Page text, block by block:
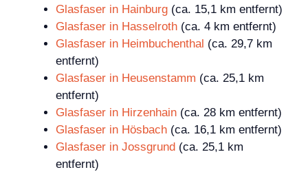
Glasfaser in Hainburg (ca. 15,1 km entfernt)
Glasfaser in Hasselroth (ca. 4 km entfernt)
Glasfaser in Heimbuchenthal (ca. 29,7 km
entfernt)
Glasfaser in Heusenstamm (ca. 25,1 km
entfernt)
Glasfaser in Hirzenhain (ca. 28 km entfernt)
Glasfaser in Hösbach (ca. 16,1 km entfernt)
Glasfaser in Jossgrund (ca. 25,1 km
entfernt)